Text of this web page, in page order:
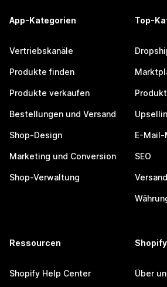
App-Kategorien
Vertriebskanäle
Produkte finden
Produkte verkaufen
Bestellungen und Versand
Shop-Design
Marketing und Conversion
Shop-Verwaltung
Top-
E-
SEO
Versand
Ressourcen
Shopify Help Center
Shopify
Über